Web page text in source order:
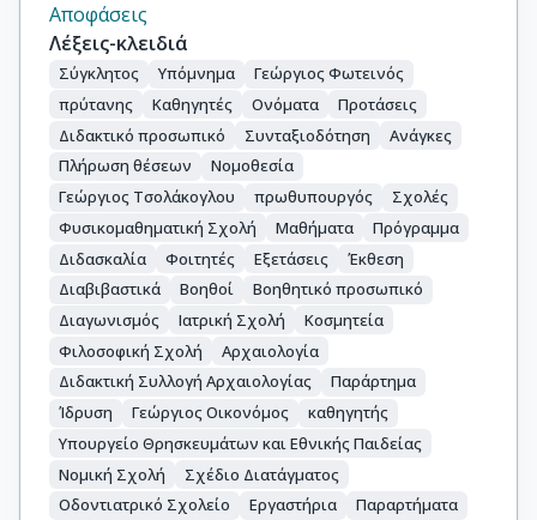
Αποφάσεις
Λέξεις-κλειδιά
Σύγκλητος Υπόμνημα
Γεώργιος Φωτεινός
πρύτανης
Καθηγητές Ονόματα
Προτάσεις
Διδακτικό προσωπικό
Συνταξιοδότηση
Ανάγκες
Πλήρωση θέσεων
Νομοθεσία
Γεώργιος Τσολάκογλου
πρωθυπουργός
Σχολές
Φυσικομαθηματική Σχολή
Μαθήματα
Πρόγραμμα
Διδασκαλία
Φοιτητές Εξετάσεις
Έκθεση
Διαβιβαστικά
Βοηθοί
Βοηθητικό προσωπικό
Διαγωνισμός
Ιατρική Σχολή
Κοσμητεία
Φιλοσοφική Σχολή
Αρχαιολογία
Διδακτική Συλλογή Αρχαιολογίας
Παράρτημα
Ίδρυση
Γεώργιος Οικονόμος
καθηγητής
Υπουργείο Θρησκευμάτων και Εθνικής Παιδείας
Νομική Σχολή
Σχέδιο Διατάγματος
Οδοντιατρικό Σχολείο
Εργαστήρια
Παραρτήματα